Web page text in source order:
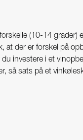
(10-14 grader)
at der er forskel på
investere i et
så sats på et